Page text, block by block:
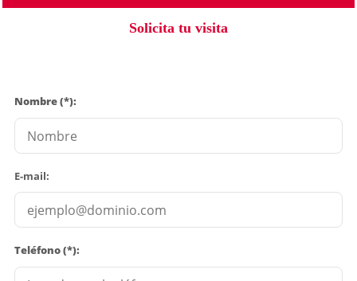
Solicita tu visita
Nombre (*):
E-mail:
Teléfono (*):